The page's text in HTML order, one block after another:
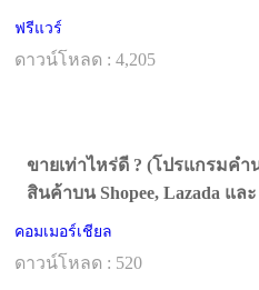
ฟรีแวร์
ดาวน์โหลด : 4,205
ขายเท่าไหร่ดี ? (โปรแกรมค
สินค้าบน Shopee, Lazada แล
คอมเมอร์เชียล
ดาวน์โหลด : 520